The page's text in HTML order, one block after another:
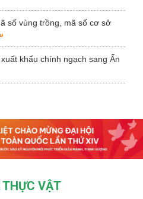
số vùng trồng, mã số cơ sở
khẩu chính ngạch sang Ấn
THỰC VẬT